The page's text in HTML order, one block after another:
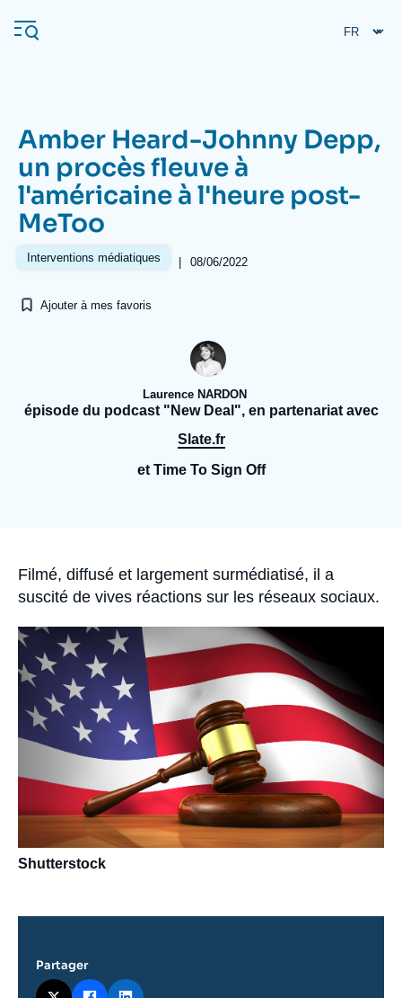
au
contenu
principale
L'Ifri
Analyses
Se connecter
Amber Heard-Johnny Depp,
un procès fleuve à
l'américaine à l'heure post-
MeToo
Interventions médiatiques | 08/06/2022
Ajouter à mes favoris
Laurence NARDON
épisode du podcast "New Deal", en partenariat avec
Slate.fr
et Time To Sign Off
Accroche
Filmé, diffusé et largement surmédiatisé, il a
suscité de vives réactions sur les réseaux sociaux.
Image
principale
médiatique
Shutterstock
Partager